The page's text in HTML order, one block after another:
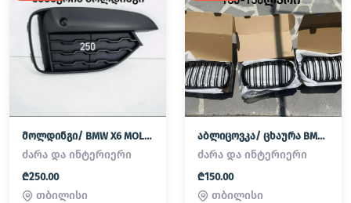
მოლდინგი/ BMW X6 MOLDINGI
ძარა და ინტერიერი
₾250.00
თბილისი
აბლიცოვკა/ ცხაურა BMW X6 ABLICOVKA
ძარა და ინტერიერი
₾150.00
თბილისი